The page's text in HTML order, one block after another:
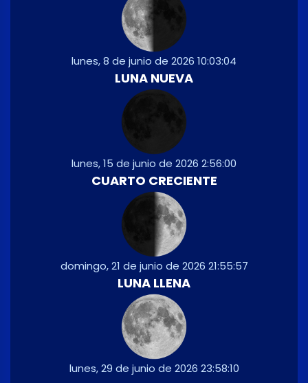
lunes, 8 de junio de 2026 10:03:04
LUNA NUEVA
lunes, 15 de junio de 2026 2:56:00
CUARTO CRECIENTE
domingo, 21 de junio de 2026 21:55:57
LUNA LLENA
lunes, 29 de junio de 2026 23:58:10